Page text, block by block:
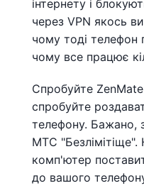
інтернету і
через VPN якось
чому тоді телефон
чому все працює
Спробуйте
спробуйте
телефону. Бажано,
МТС
комп'ютер
до вашого